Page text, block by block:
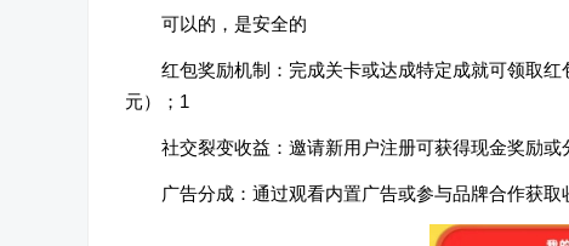
可以的，是安全的
红包奖励机制‌：完成关卡或达成特定成就可领取
元）；‌‌1‌
社交裂变收益‌：邀请新用户注册可获得现金奖励或
广告分成‌：通过观看内置广告或参与品牌合作获取